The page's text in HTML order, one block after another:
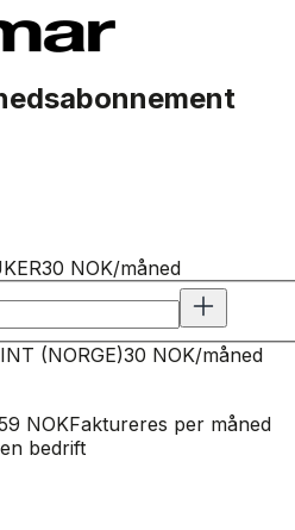
30 NOK/måned
(NORGE)30 NOK/måned
NOKFaktureres per måned
bedrift